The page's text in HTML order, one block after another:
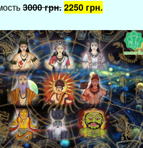
3000 грн.2250 грн.